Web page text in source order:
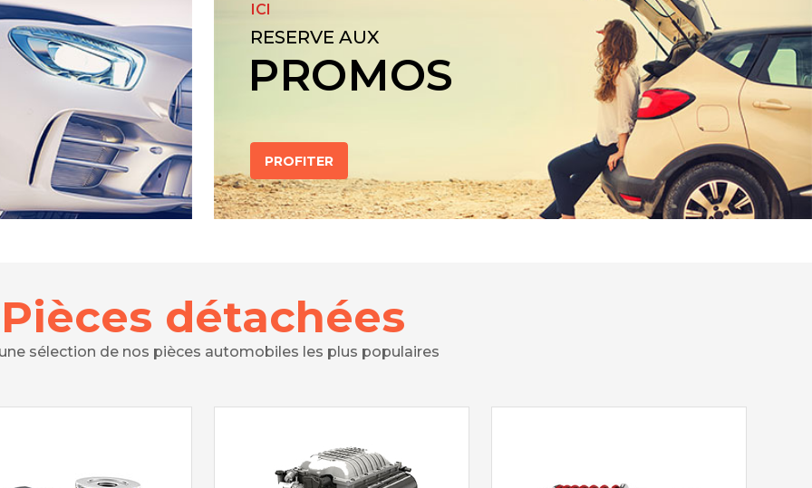
ICI
RESERVE AUX
PROMOS
PROFITER
Pièces détachées
sélection de nos pièces automobiles les plus populaires